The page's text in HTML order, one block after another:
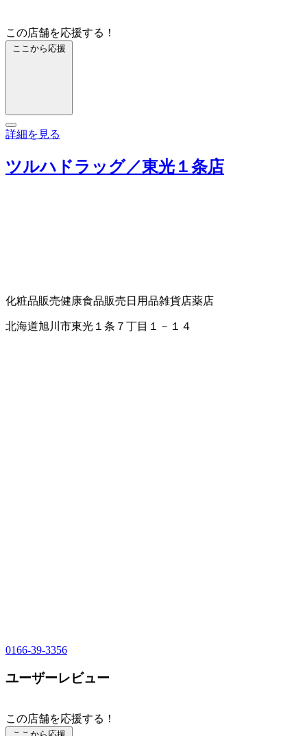
この店舗を応援する！
ここから応援
詳細を見る
ツルハドラッグ／東光１条店
化粧品販売健康食品販売 日用品雑貨店薬店
北海道旭川市東光１条７丁目１－１４
0166-39-3356
ユーザーレビュー
この店舗を応援する！